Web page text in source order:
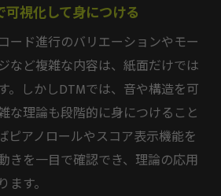
視化して身につける
ード進行のバリエーションやモー
など複雑な内容は、紙面だけでは
。しかしDTMでは、音や構造を可
な理論も段階的に身につけること
ピアノロールやスコア表示機能を
きを一目で確認でき、理論の応用
す。